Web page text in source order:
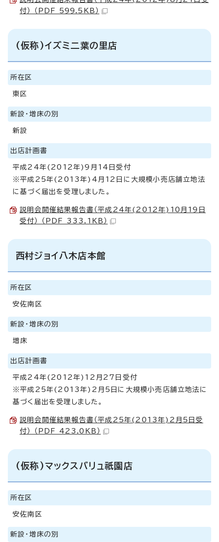
付） （PDF 599.5KB）
(仮称)イズミ二葉の里店
所在区
東区
新設・増床の別
新設
出店計画書
平成24年(2012年)9月14日受付
※平成25年(2013年)4月12日に大規模小売店舗立地法
に基づく届出を受理しました。
説明会開催結果報告書（平成24年(2012年)10月19日
受付） （PDF 333.1KB）
西村ジョイ八木店本館
所在区
安佐南区
新設・増床の別
増床
出店計画書
平成24年(2012年)12月27日受付
※平成25年(2013年)2月5日に大規模小売店舗立地法に
基づく届出を受理しました。
説明会開催結果報告書（平成25年(2013年)2月5日受
付） （PDF 423.0KB）
(仮称)マックスバリュ祇園店
所在区
安佐南区
新設・増床の別